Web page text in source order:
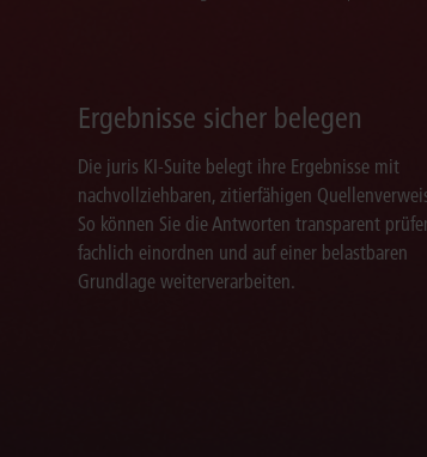
Ergebnisse sicher belegen
Die juris KI-Suite belegt ihre Ergebnisse mit
nachvollziehbaren, zitierfähigen
So können Sie die Antworten transparent
fachlich einordnen und auf einer belastbaren
Grundlage weiterverarbeiten.